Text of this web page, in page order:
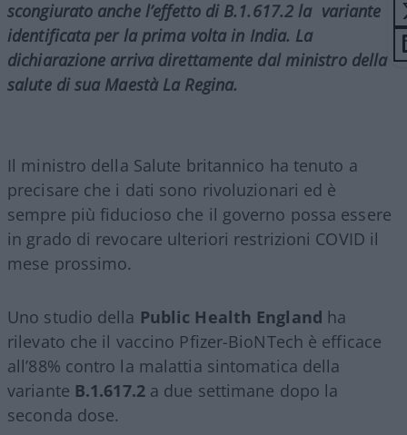
scongiurato anche l’effetto di B.1.617.2 la variante
identificata per la prima volta in India. La
dichiarazione arriva direttamente dal ministro della
salute di sua Maestà La Regina.
Il ministro della Salute britannico ha tenuto a
precisare che i dati sono rivoluzionari ed è
sempre più fiducioso che il governo possa essere
in grado di revocare ulteriori restrizioni COVID il
mese prossimo.
Uno studio della Public Health England ha
rilevato che il vaccino Pfizer-BioNTech è efficace
all’88% contro la malattia sintomatica della
variante B.1.617.2a due settimane dopo la
seconda dose.